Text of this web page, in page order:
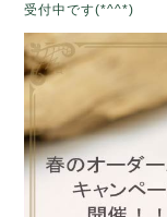
受付中です(*^^*)